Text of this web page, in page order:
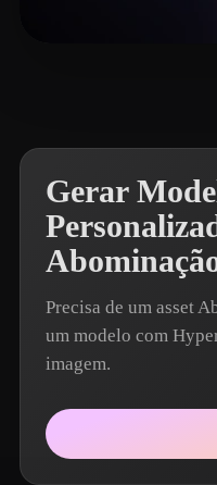
Gerar
Precisa de um asset
um modelo com
imagem.